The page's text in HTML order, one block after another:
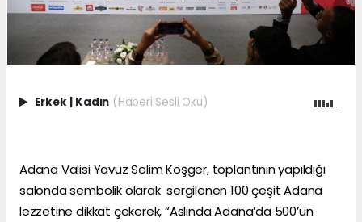
Erkek | Kadın (Haberi Sesli Oku)
Adana Valisi Yavuz Selim Köşger, toplantının yapıldığı
salonda sembolik olarak sergilenen 100 çeşit Adana
lezzetine dikkat çekerek, “Aslında Adana’da 500’ün